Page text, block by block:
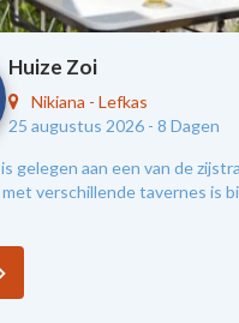
Huize Zoi
Nikiana - Lefkas
25 augustus 2026 - 8 Dagen
gelegen aan een van de
verschillende tavernes is